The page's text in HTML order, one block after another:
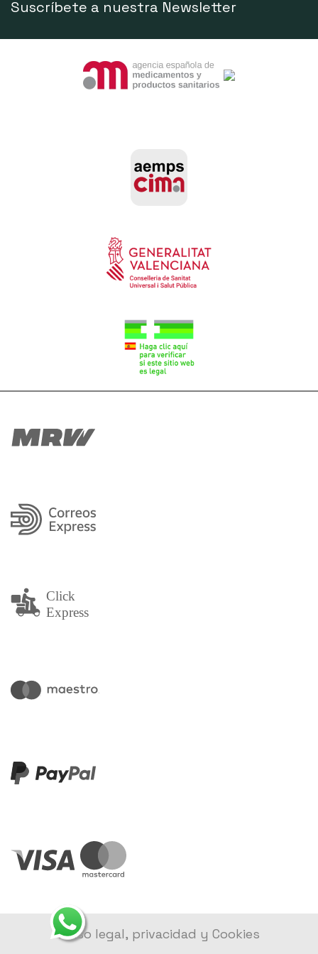
Suscríbete a nuestra Newsletter
Aviso legal, privacidad y Cookies